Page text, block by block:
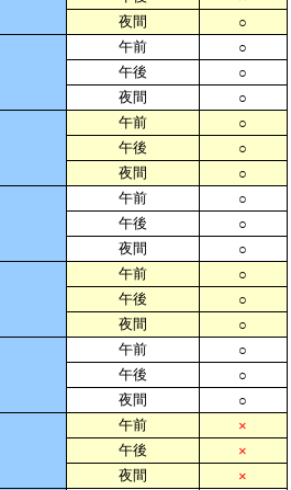
夜間
○
午前
○
午後
○
夜間
○
午前
○
午後
○
夜間
○
午前
○
午後
○
夜間
○
午前
○
午後
○
夜間
○
午前
○
午後
○
夜間
○
午前
×
午後
×
夜間
×